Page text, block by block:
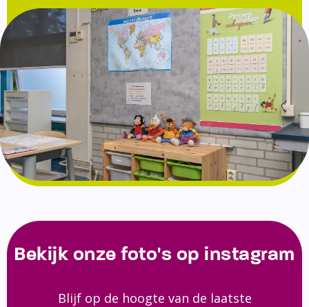
Bekijk onze foto's op instagram
Blijf op de hoogte van de laatste